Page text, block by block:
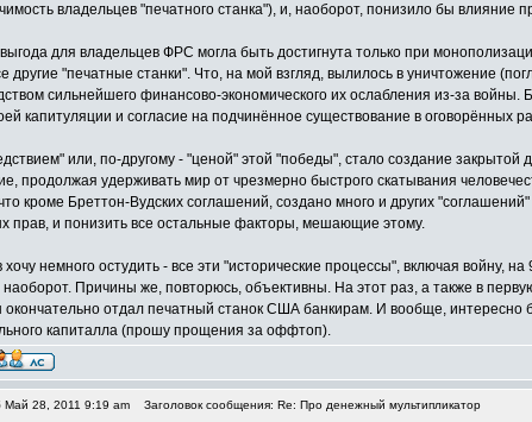
владельцев "печатного станка"), и, наоборот, понизило бы влияние
для владельцев ФРС могла быть достигнута только при
другие "печатные станки". Что, на мой взгляд, вылилось в уничтожение
сильнейшего финансово-экономического их ослабления из-за
капитуляции и согласие на подчинённое существование в оговорённых
или, по-другому - "ценой" этой "победы", стало создание закрытой
продолжая удерживать мир от чрезмерно быстрого скатывания
кроме Бреттон-Вудских соглашений, создано много и других
прав, и понизить все остальные факторы, мешающие этому.
хочу немного остудить - все эти "исторические процессы", включая
наоборот. Причины же, повторюсь, объективны. На этот раз, а также в
окончательно отдал печатный станок США банкирам. И вообще,
капиталла (прошу прощения за оффтоп).
Май 28, 2011 9:19 am Заголовок сообщения: Re: Про денежный мультипликатор